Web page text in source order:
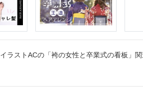
イラストACの「袴の女性と卒業式の看板」